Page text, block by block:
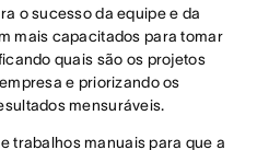
o sucesso da equipe e da
mais capacitados para tomar
quais são os projetos
e priorizando os
mensuráveis.
trabalhos manuais para que a